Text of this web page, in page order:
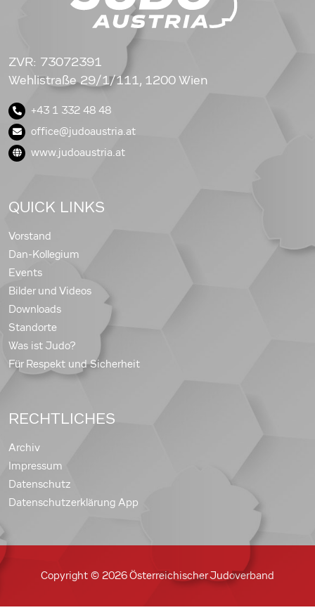
ZVR: 73072391
Wehlistraße 29/1/111, 1200 Wien
+43 1 332 48 48
office@judoaustria.at
www.judoaustria.at
QUICK LINKS
Vorstand
Dan-Kollegium
Events
Bilder und Videos
Downloads
Standorte
Was ist Judo?
Für Respekt und Sicherheit
RECHTLICHES
Archiv
Impressum
Datenschutz
Datenschutzerklärung App
Copyright © 2026 Österreichischer Judoverband